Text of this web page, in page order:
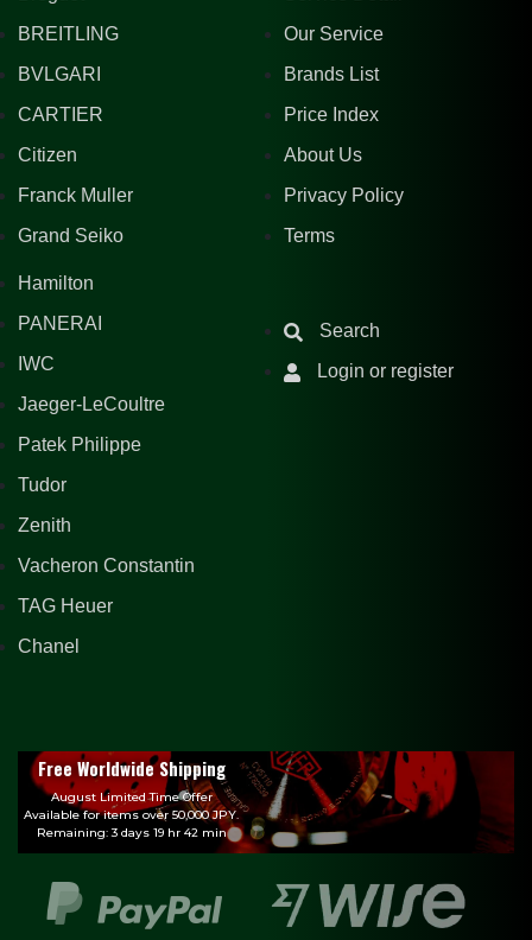
BREITLING
BVLGARI
CARTIER
Citizen
Franck Muller
Grand Seiko
Hamilton
PANERAI
IWC
Jaeger-LeCoultre
Patek Philippe
Tudor
Zenith
Vacheron Constantin
TAG Heuer
Chanel
Our Service
Brands List
Price Index
About Us
Privacy Policy
Terms
Search
Login or register
Free Worldwide Shipping
August Limited Time Offer
Available for items over 50,000 JPY.
Remaining: 3 days 19 hr 42 min